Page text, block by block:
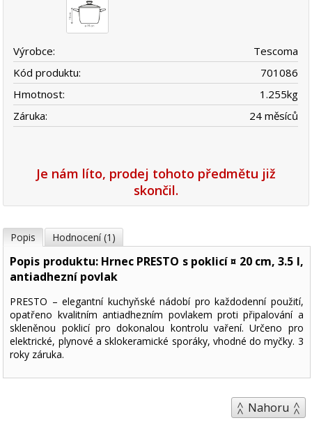
Výrobce:
Tescoma
Kód produktu:
701086
Hmotnost:
1.255kg
Záruka:
24 měsíců
Je nám líto, prodej tohoto předmětu již
skončil.
Popis Hodnocení (1)
Popis produktu: Hrnec PRESTO s poklicí ¤ 20 cm, 3.5 l,
antiadhezní povlak
PRESTO – elegantní kuchyňské nádobí pro každodenní použití,
opatřeno kvalitním antiadhezním povlakem proti připalování a
skleněnou poklicí pro dokonalou kontrolu vaření. Určeno pro
elektrické, plynové a sklokeramické sporáky, vhodné do myčky. 3
roky záruka.
Nahoru